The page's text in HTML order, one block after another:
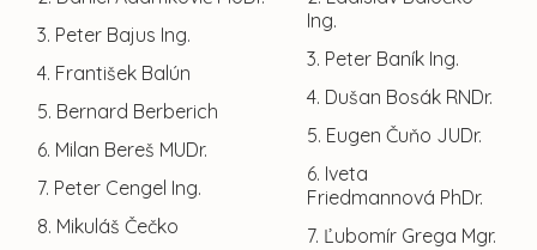
3. Peter Bajus Ing.
4. František Balún
5. Bernard Berberich
6. Milan Bereš MUDr.
7. Peter Cengel Ing.
8. Mikuláš Čečko
Ing.
3. Peter Baník Ing.
4. Dušan Bosák RNDr.
5. Eugen Čuňo JUDr.
6. Iveta
Friedmannová PhDr.
7. Ľubomír Grega Mgr.